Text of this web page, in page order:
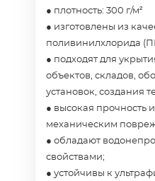
● плотность: 300 г/м²
● изготовлены из
поливинилхлорида
● подходят для
объектов, складов,
установок, создания
● высокая прочность
механическим
● обладают
свойствами;
● устойчивы к